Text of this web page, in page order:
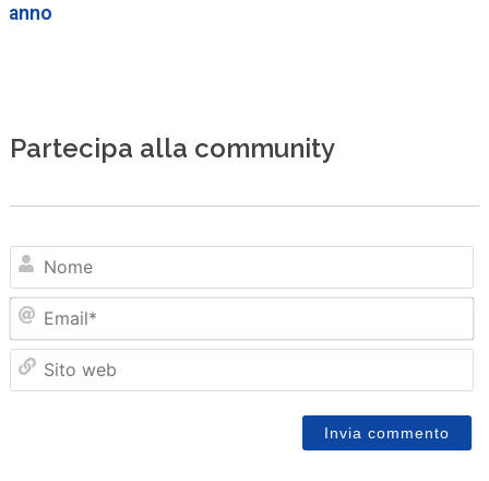
anno
Partecipa alla community